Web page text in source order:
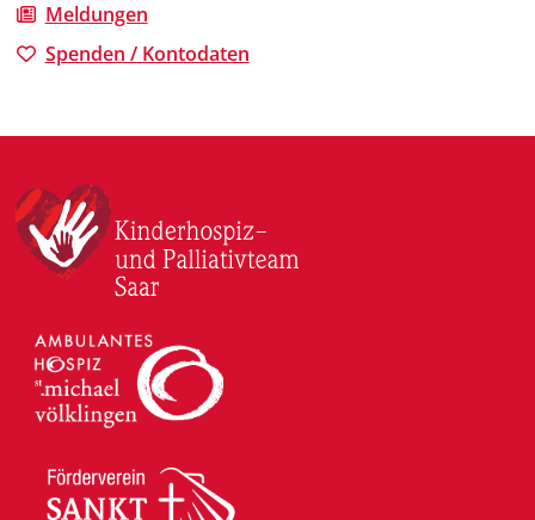
Meldungen
Spenden / Kontodaten